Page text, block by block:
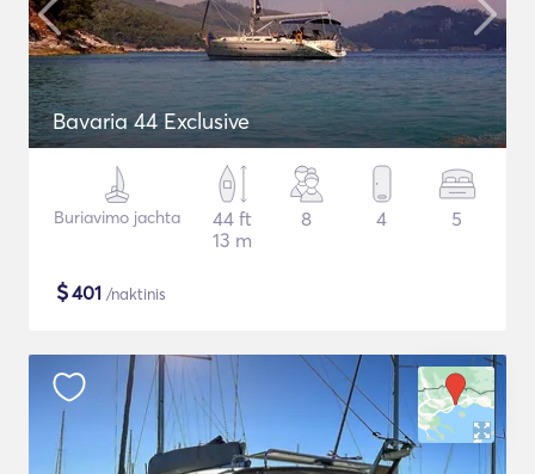
Bavaria 44 Exclusive
Buriavimo jachta
44 ft
13 m
8 4 5
$401 /naktinis